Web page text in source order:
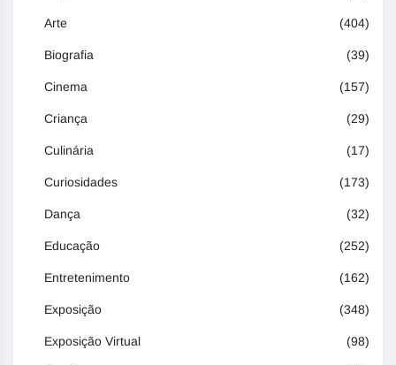
Arte (404)
Biografia (39)
Cinema (157)
Criança (29)
Culinária (17)
Curiosidades (173)
Dança (32)
Educação (252)
Entretenimento (162)
Exposição (348)
Exposição Virtual (98)